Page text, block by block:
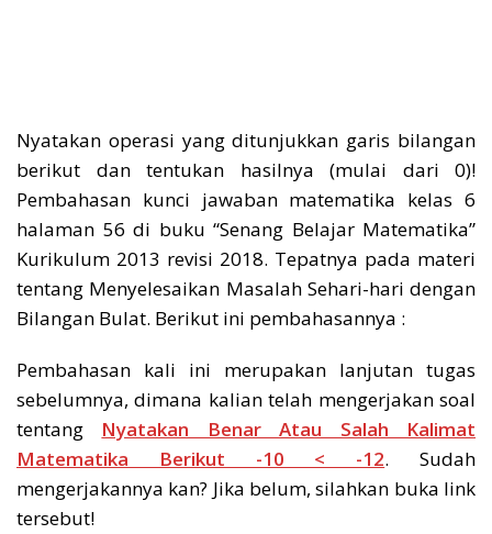
Nyatakan operasi yang ditunjukkan garis bilangan
berikut dan tentukan hasilnya (mulai dari 0)!
Pembahasan kunci jawaban matematika kelas 6
halaman 56 di buku “Senang Belajar Matematika”
Kurikulum 2013 revisi 2018. Tepatnya pada materi
tentang Menyelesaikan Masalah Sehari-hari dengan
Bilangan Bulat. Berikut ini pembahasannya :
Pembahasan kali ini merupakan lanjutan tugas
sebelumnya, dimana kalian telah mengerjakan soal
tentang Nyatakan Benar Atau Salah Kalimat
Matematika Berikut -10 < -12. Sudah
mengerjakannya kan? Jika belum, silahkan buka link
tersebut!